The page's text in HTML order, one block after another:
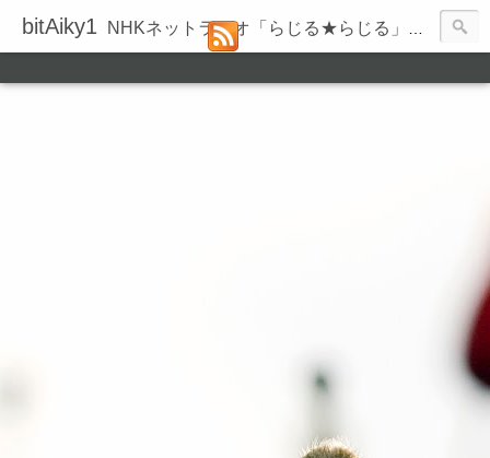
bitAiky1 NHKネットラジオ「らじる★らじる」の録音履歴